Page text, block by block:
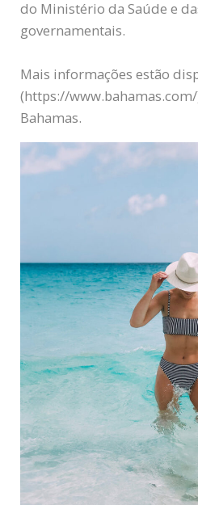
do Ministério da Saúde e
governamentais.
Mais informações estão
(https://
Bahamas.